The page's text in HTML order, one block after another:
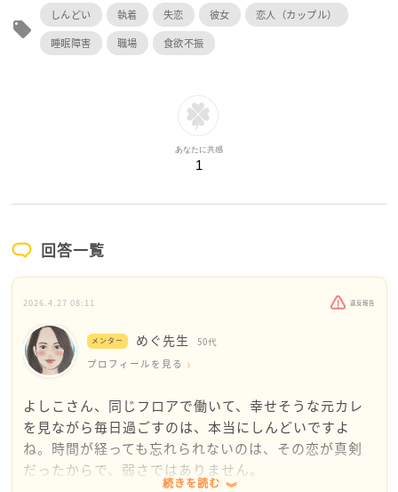
local_offer
しんどい 執着 失恋 彼女
恋人（カップル）
睡眠障害
職場 食欲不振
あなたに共感
1
回答一覧
2026.4.27 08:11 違反報告
メンター めぐ先生 50代
プロフィールを見る
よしこさん、同じフロアで働いて、幸せそうな元カレ
を見ながら毎日過ごすのは、本当にしんどいですよ
ね。時間が経っても忘れられないのは、その恋が真剣
だったからで、弱さではありません。
続きを読む